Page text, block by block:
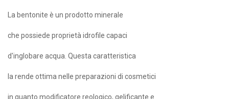
La bentonite è un prodotto minerale
che possiede proprietà idrofile capaci
d'inglobare acqua. Questa caratteristica
la rende ottima nelle preparazioni di cosmetici
in quanto modificatore reologico, gelificante e